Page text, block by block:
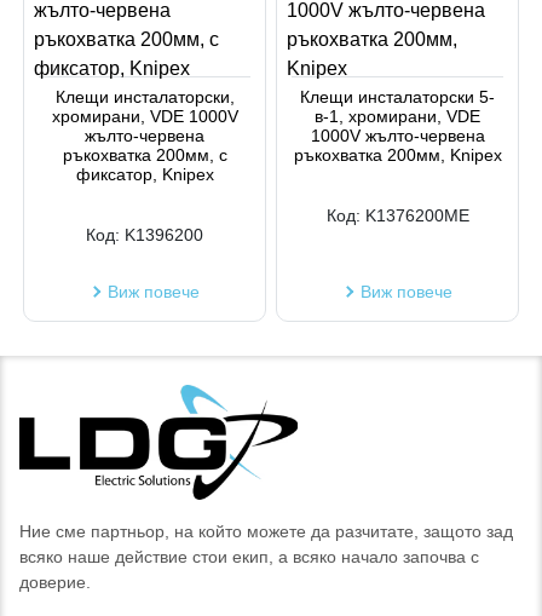
Клещи инсталаторски,
хромирани, VDE 1000V
жълто-червена
ръкохватка 200мм, с
фиксатор, Knipex
Код: K1396200
Виж повече
Клещи инсталаторски 5-
в-1, хромирани, VDE
1000V жълто-червена
ръкохватка 200мм, Knipex
Код: K1376200ME
Виж повече
Ние сме партньор, на който можете да разчитате, защото зад
всяко наше действие стои екип, а всяко начало започва с
доверие.